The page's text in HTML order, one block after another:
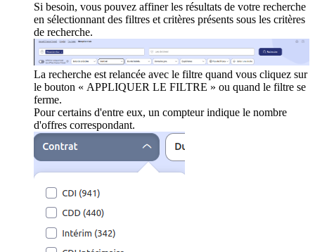
Si besoin, vous pouvez affiner les résultats de votre recherche
en sélectionnant des filtres et critères présents sous les critères
de recherche.
La recherche est relancée avec le filtre quand vous cliquez sur
le bouton « APPLIQUER LE FILTRE » ou quand le filtre se
ferme.
Pour certains d'entre eux, un compteur indique le nombre
d'offres correspondant.